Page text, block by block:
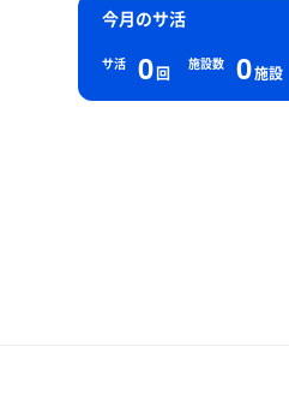
今月のサ活
サ活 0回 施設数 0施設